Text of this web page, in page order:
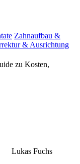
Zahnaufbau &
& Ausrichtung
zu Kosten,
Lukas Fuchs